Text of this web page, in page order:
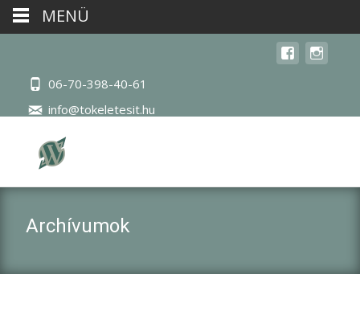
06-70-398-40-61
info@tokeletesit.hu
Archívumok
MENÜ